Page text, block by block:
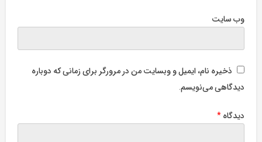
وب‌ سایت
ذخیره نام، ایمیل و وبسایت من در مرورگر برای زمانی که دوباره
دیدگاهی می‌نویسم.
دیدگاه *